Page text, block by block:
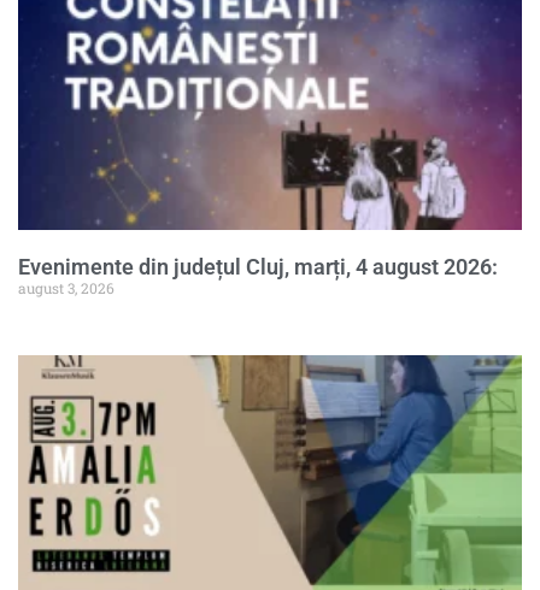
Evenimente din județul Cluj, marți, 4 august 2026:
august 3, 2026